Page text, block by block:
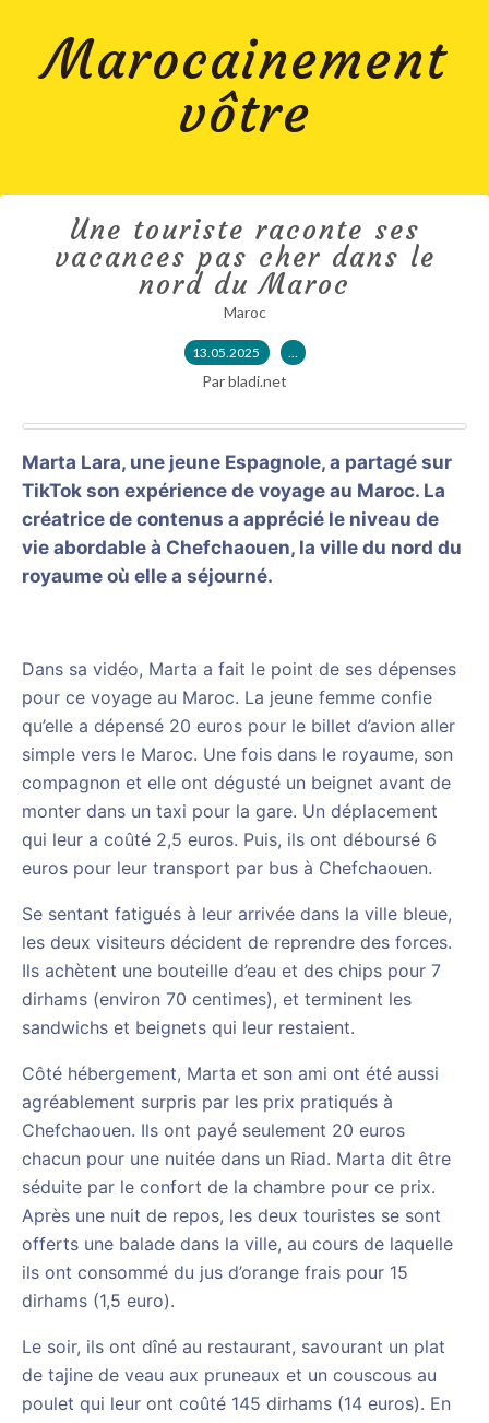
Marocainement
vôtre
Une touriste raconte ses
vacances pas cher dans le
nord du Maroc
Maroc
13.05.2025 …
Par bladi.net
Marta Lara, une jeune Espagnole, a partagé sur
TikTok son expérience de voyage au Maroc. La
créatrice de contenus a apprécié le niveau de
vie abordable à Chefchaouen, la ville du nord du
royaume où elle a séjourné.
Dans sa vidéo, Marta a fait le point de ses dépenses
pour ce voyage au Maroc. La jeune femme confie
qu’elle a dépensé 20 euros pour le billet d’avion aller
simple vers le Maroc. Une fois dans le royaume, son
compagnon et elle ont dégusté un beignet avant de
monter dans un taxi pour la gare. Un déplacement
qui leur a coûté 2,5 euros. Puis, ils ont déboursé 6
euros pour leur transport par bus à Chefchaouen.
Se sentant fatigués à leur arrivée dans la ville bleue,
les deux visiteurs décident de reprendre des forces.
Ils achètent une bouteille d’eau et des chips pour 7
dirhams (environ 70 centimes), et terminent les
sandwichs et beignets qui leur restaient.
Côté hébergement, Marta et son ami ont été aussi
agréablement surpris par les prix pratiqués à
Chefchaouen. Ils ont payé seulement 20 euros
chacun pour une nuitée dans un Riad. Marta dit être
séduite par le confort de la chambre pour ce prix.
Après une nuit de repos, les deux touristes se sont
offerts une balade dans la ville, au cours de laquelle
ils ont consommé du jus d’orange frais pour 15
dirhams (1,5 euro).
Le soir, ils ont dîné au restaurant, savourant un plat
de tajine de veau aux pruneaux et un couscous au
poulet qui leur ont coûté 145 dirhams (14 euros). En